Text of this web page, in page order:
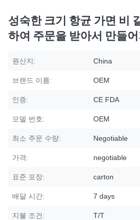
성숙한 크기 항균 가면 비
하여 주문을 받아서 만들
원산지: China
브랜드 이름: OEM
인증: CE FDA
모델 번호: OEM
최소 주문 수량: Negotiable
가격: negotiable
표준 포장: carton
배달 시간: 7 days
지불 조건: T/T